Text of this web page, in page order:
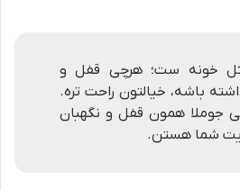
خونه ست؛ هرچی قفل و
باشه، خیالتون راحت تره.
جوملا همون قفل و نگهبان
شما هستن.